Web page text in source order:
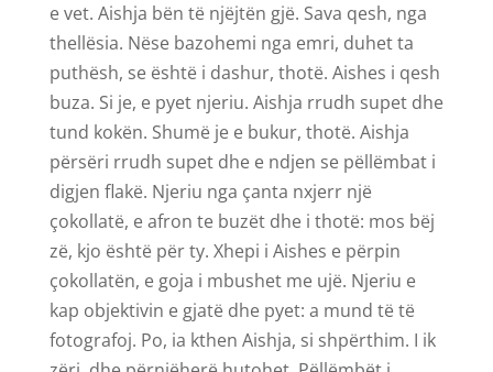
e vet. Aishja bën të njëjtën gjë. Sava qesh, nga
thellësia. Nëse bazohemi nga emri, duhet ta
puthësh, se është i dashur, thotë. Aishes i qesh
buza. Si je, e pyet njeriu. Aishja rrudh supet dhe
tund kokën. Shumë je e bukur, thotë. Aishja
përsëri rrudh supet dhe e ndjen se pëllëmbat i
digjen flakë. Njeriu nga çanta nxjerr një
çokollatë, e afron te buzët dhe i thotë: mos bëj
zë, kjo është për ty. Xhepi i Aishes e përpin
çokollatën, e goja i mbushet me ujë. Njeriu e
kap objektivin e gjatë dhe pyet: a mund të të
fotografoj. Po, ia kthen Aishja, si shpërthim. I ik